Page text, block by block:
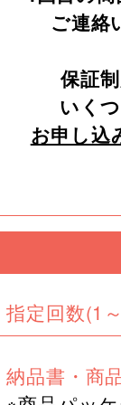
ご連絡
保証
いく
お申し込
指定回数(1
納品書・商